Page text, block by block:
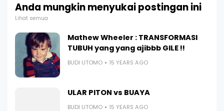
Anda mungkin menyukai postingan ini
Lihat semua
Mathew Wheeler : TRANSFORMASI
TUBUH yang yang ajibbb GILE !!
BUDI UTOMO 15 YEARS AGO
ULAR PITON vs BUAYA
BUDI UTOMO 15 YEARS AGO